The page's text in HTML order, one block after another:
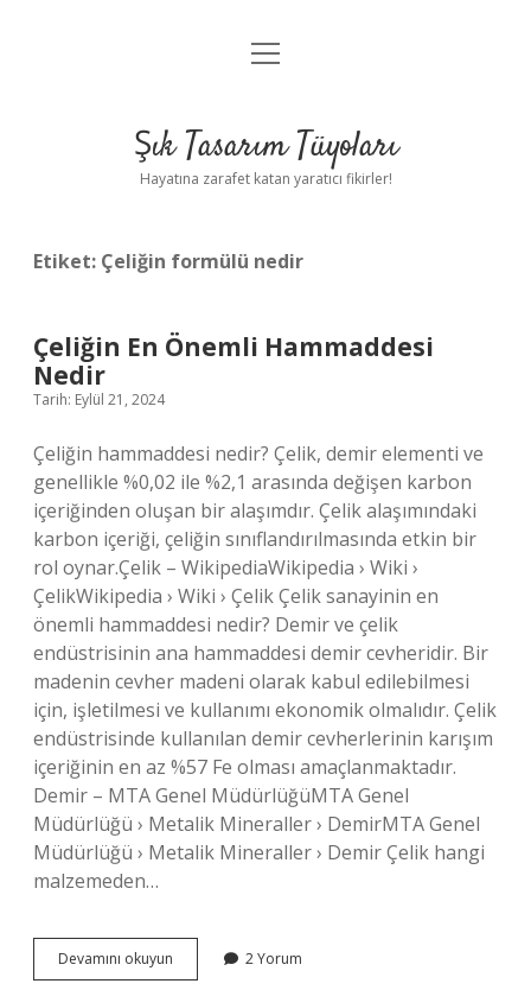
Anasayfa
Yasal Uyarı
menüyü
Şık Tasarım Tüyoları
Hayatına zarafet katan yaratıcı fikirler!
Etiket: Çeliğin formülü nedir
Çeliğin En Önemli Hammaddesi
Nedir
Tarih: Eylül 21, 2024
Çeliğin hammaddesi nedir? Çelik, demir elementi ve
genellikle %0,02 ile %2,1 arasında değişen karbon
içeriğinden oluşan bir alaşımdır. Çelik alaşımındaki
karbon içeriği, çeliğin sınıflandırılmasında etkin bir
rol oynar.Çelik – WikipediaWikipedia › Wiki ›
ÇelikWikipedia › Wiki › Çelik Çelik sanayinin en
önemli hammaddesi nedir? Demir ve çelik
endüstrisinin ana hammaddesi demir cevheridir. Bir
madenin cevher madeni olarak kabul edilebilmesi
için, işletilmesi ve kullanımı ekonomik olmalıdır. Çelik
endüstrisinde kullanılan demir cevherlerinin karışım
içeriğinin en az %57 Fe olması amaçlanmaktadır.
Demir – MTA Genel MüdürlüğüMTA Genel
Müdürlüğü › Metalik Mineraller › DemirMTA Genel
Müdürlüğü › Metalik Mineraller › Demir Çelik hangi
malzemeden…
Devamını okuyun
En
2 Yorum